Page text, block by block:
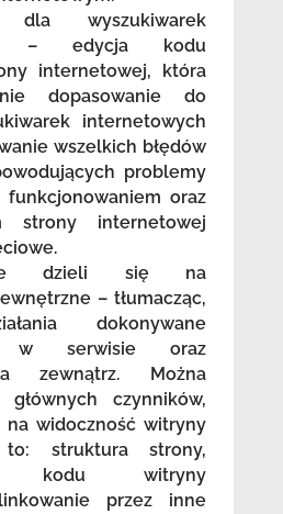
dla wyszukiwarek
– edycja kodu
internetowej, która
dopasowanie do
internetowych
wszelkich błędów
problemy
funkcjonowaniem oraz
strony internetowej
dzieli się na
– tłumacząc,
dokonywane
w serwisie oraz
zewnątrz. Można
czynników,
na widoczność witryny
struktura strony,
kodu witryny
przez inne